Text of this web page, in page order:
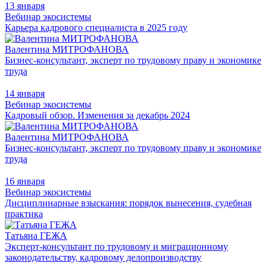
13 января
Вебинар экосистемы
Карьера кадрового специалиста в 2025 году
Валентина МИТРОФАНОВА
Бизнес-консультант, эксперт по трудовому праву и экономике
труда
14 января
Вебинар экосистемы
Кадровый обзор. Изменения за декабрь 2024
Валентина МИТРОФАНОВА
Бизнес-консультант, эксперт по трудовому праву и экономике
труда
16 января
Вебинар экосистемы
Дисциплинарные взыскания: порядок вынесения, судебная
практика
Татьяна ГЕЖА
Эксперт-консультант по трудовому и миграционному
законодательству, кадровому делопроизводству